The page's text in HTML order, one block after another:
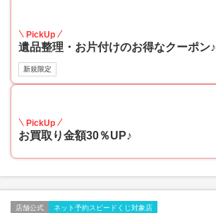
PickUp
遺品整理・お片付けのお得なクーポン♪
新規限定
PickUp
お買取り金額30％UP♪
店舗公式 ネット予約スピードくじ対象店